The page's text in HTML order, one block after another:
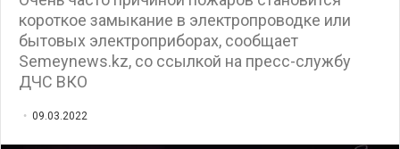
короткое замыкание в электропроводке или
бытовых электроприборах, сообщает
Semeynews.kz, со ссылкой на пресс-службу
ДЧС ВКО
09.03.2022